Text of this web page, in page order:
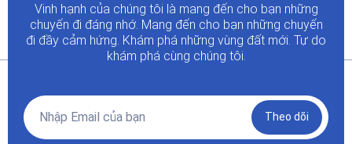
Vinh hạnh của chúng tôi là mang đến cho bạn những
chuyến đi đáng nhớ. Mang đến cho bạn những chuyến
đi đầy cảm hứng. Khám phá những vùng đất mới. Tự do
khám phá cùng chúng tôi.
Theo dõi